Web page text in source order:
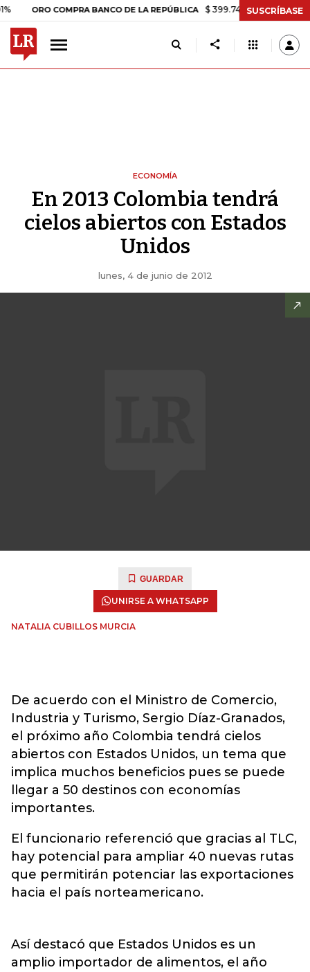
COMPRA BANCO DE LA REPÚBLICA $ 399.745,16 +$ 2.295,71
SUSCRÍBASE
ECONOMÍA
En 2013 Colombia tendrá
cielos abiertos con Estados
Unidos
lunes, 4 de junio de 2012
GUARDAR
UNIRSE A WHATSAPP
NATALIA CUBILLOS MURCIA
De acuerdo con el Ministro de Comercio,
Industria y Turismo, Sergio Díaz-Granados,
el próximo año Colombia tendrá cielos
abiertos con Estados Unidos, un tema que
implica muchos beneficios pues se puede
llegar a 50 destinos con economías
importantes.
El funcionario referenció que gracias al TLC,
hay potencial para ampliar 40 nuevas rutas
que permitirán potenciar las exportaciones
hacia el país norteamericano.
Así destacó que Estados Unidos es un
amplio importador de alimentos, el año